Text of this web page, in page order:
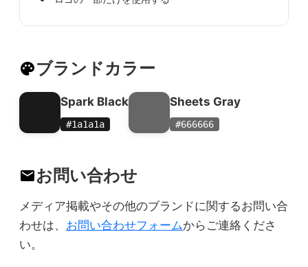
paletteブランドカラー
Spark Black
#1a1a1a
Sheets Gray
#666666
mailお問い合わせ
メディア掲載やその他のブランドに関するお問い合
わせは、 お問い合わせフォームからご連絡くださ
い。